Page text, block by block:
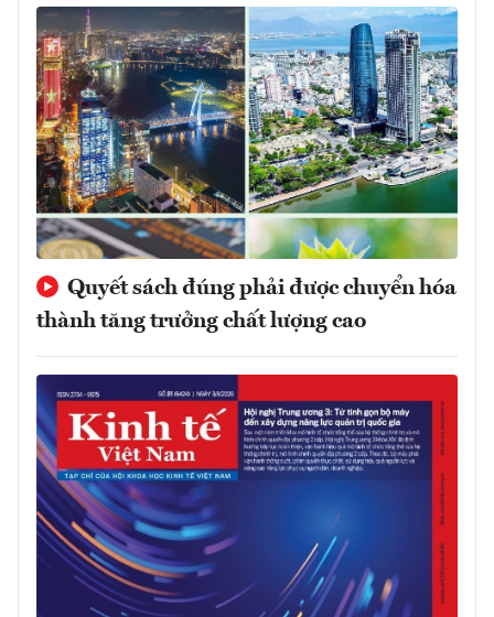
Quyết sách đúng phải được chuyển hóa
thành tăng trưởng chất lượng cao